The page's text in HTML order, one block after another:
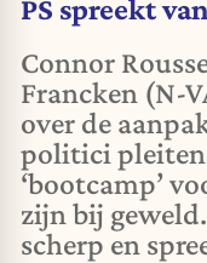
PS spreekt
Connor
Francken (N-
over de
politici pleiten
‘bootcamp’
zijn bij geweld.
scherp en